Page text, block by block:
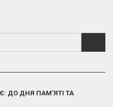
ДО ДНЯ ПАМ’ЯТІ ТА